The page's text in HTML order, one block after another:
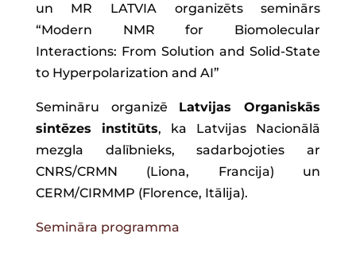
un MR LATVIA organizēts seminārs
“Modern NMR for Biomolecular
Interactions: From Solution and Solid-State
to Hyperpolarization and AI”
Semināru organizē Latvijas Organiskās
sintēzes institūts, ka Latvijas Nacionālā
mezgla dalībnieks, sadarbojoties ar
CNRS/CRMN (Liona, Francija) un
CERM/CIRMMP (Florence, Itālija).
Semināra programma